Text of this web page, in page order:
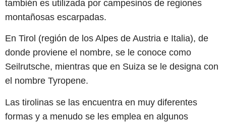
también es utilizada por campesinos de regiones
montañosas escarpadas.
En Tirol (región de los Alpes de Austria e Italia), de
donde proviene el nombre, se le conoce como
Seilrutsche,​ mientras que en Suiza se le designa con
el nombre Tyropene.
Las tirolinas se las encuentra en muy diferentes
formas y a menudo se les emplea en algunos